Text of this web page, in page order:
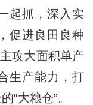
起抓，深入实
促进良田良种
攻大面积单产
生产能力，打
“大粮仓”。